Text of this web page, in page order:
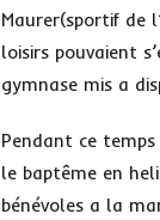
Maurer(sportif de
loisirs pouvaient
gymnase mis a
Pendant ce
le baptême en
bénévoles a la